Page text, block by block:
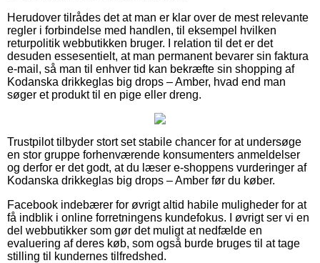
Herudover tilrådes det at man er klar over de mest relevante
regler i forbindelse med handlen, til eksempel hvilken
returpolitik webbutikken bruger. I relation til det er det
desuden essesentielt, at man permanent bevarer sin faktura
e-mail, så man til enhver tid kan bekræfte sin shopping af
Kodanska drikkeglas big drops – Amber, hvad end man
søger et produkt til en pige eller dreng.
Trustpilot tilbyder stort set stabile chancer for at undersøge
en stor gruppe forhenværende konsumenters anmeldelser
og derfor er det godt, at du læser e-shoppens vurderinger af
Kodanska drikkeglas big drops – Amber før du køber.
Facebook indebærer for øvrigt altid habile muligheder for at
få indblik i online forretningens kundefokus. I øvrigt ser vi en
del webbutikker som gør det muligt at nedfælde en
evaluering af deres køb, som også burde bruges til at tage
stilling til kundernes tilfredshed.